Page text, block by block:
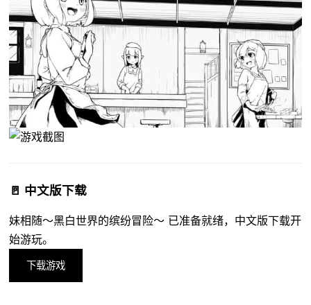
🚪 中文版下载
妹相随～黑白世界的缤纷冒险～ 已准备就绪，中文版下载开
始游玩。
下载游戏